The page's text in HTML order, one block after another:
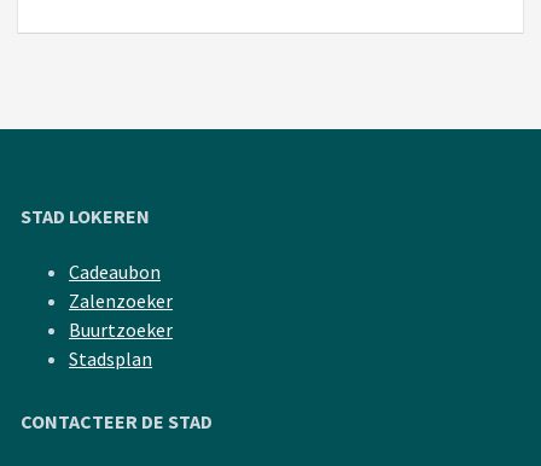
STAD LOKEREN
Cadeaubon
Zalenzoeker
Buurtzoeker
Stadsplan
CONTACTEER DE STAD